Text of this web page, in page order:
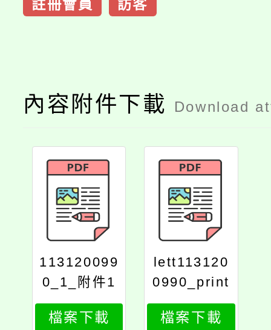
註冊會員 訪客
內容附件下載 Download
113120099
0_1_附件1
14年03月份
活動報名資
檔案下載
lett113120
0990_print
檔案下載